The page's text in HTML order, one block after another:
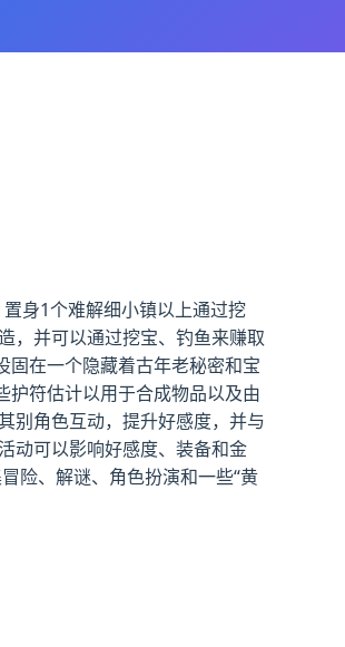
身1个难解细小镇以上通过挖
，并可以通过挖宝、钓鱼来赚取
固在一个隐藏着古年老秘密和宝
护符估计以用于合成物品以及由
别角色互动，提升好感度，并与
动可以影响好感度、装备和金
险、解谜、角色扮演和一些“黄